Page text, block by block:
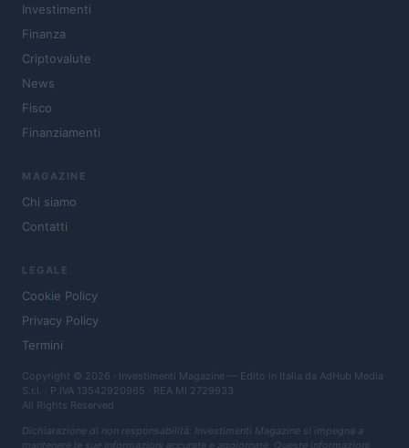
Investimenti
Finanza
Criptovalute
News
Fisco
Finanziamenti
MAGAZINE
Chi siamo
Contatti
LEGALE
Cookie Policy
Privacy Policy
Termini
Copyright © 2026 · Investimenti Magazine — Edito in Italia da AdHub Media
S.r.l. · P.IVA 13542920965 · REA MI 2729933
All Rights Reserved
Dichiarazione di non responsabilità: Investimenti Magazine si impegna a